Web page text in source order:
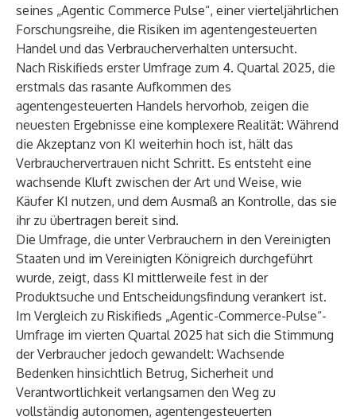
seines „Agentic Commerce Pulse“, einer vierteljährlichen
Forschungsreihe, die Risiken im agentengesteuerten
Handel und das Verbraucherverhalten untersucht.
Nach Riskifieds ersterUmfrage zum 4. Quartal 2025, die
erstmals das rasante Aufkommen des
agentengesteuerten Handels hervorhob, zeigen die
neuesten Ergebnisse eine komplexere Realität: Während
die Akzeptanz von KI weiterhin hoch ist, hält das
Verbrauchervertrauen nicht Schritt. Es entsteht eine
wachsende Kluft zwischen der Art und Weise, wie
Käufer KI nutzen, und dem Ausmaß an Kontrolle, das sie
ihr zu übertragen bereit sind.
Die Umfrage, die unter Verbrauchern in den Vereinigten
Staaten und im Vereinigten Königreich durchgeführt
wurde, zeigt, dass KI mittlerweile fest in der
Produktsuche und Entscheidungsfindung verankert ist.
Im Vergleich zu Riskifieds „Agentic-Commerce-Pulse“-
Umfrage im vierten Quartal 2025 hat sich die Stimmung
der Verbraucher jedoch gewandelt: Wachsende
Bedenken hinsichtlich Betrug, Sicherheit und
Verantwortlichkeit verlangsamen den Weg zu
vollständig autonomen, agentengesteuerten